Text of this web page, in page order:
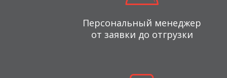
Персональный менеджер
от заявки до отгрузки